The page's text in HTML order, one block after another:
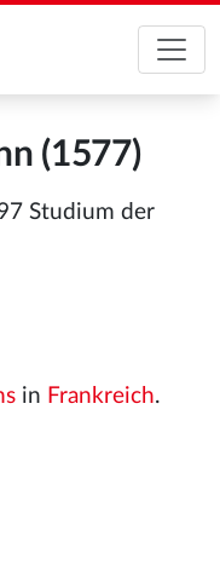
(1577)
Studium der
in Frankreich.